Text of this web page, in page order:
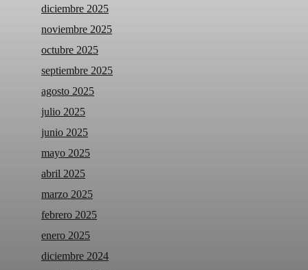
diciembre 2025
noviembre 2025
octubre 2025
septiembre 2025
agosto 2025
julio 2025
junio 2025
mayo 2025
abril 2025
marzo 2025
febrero 2025
enero 2025
diciembre 2024